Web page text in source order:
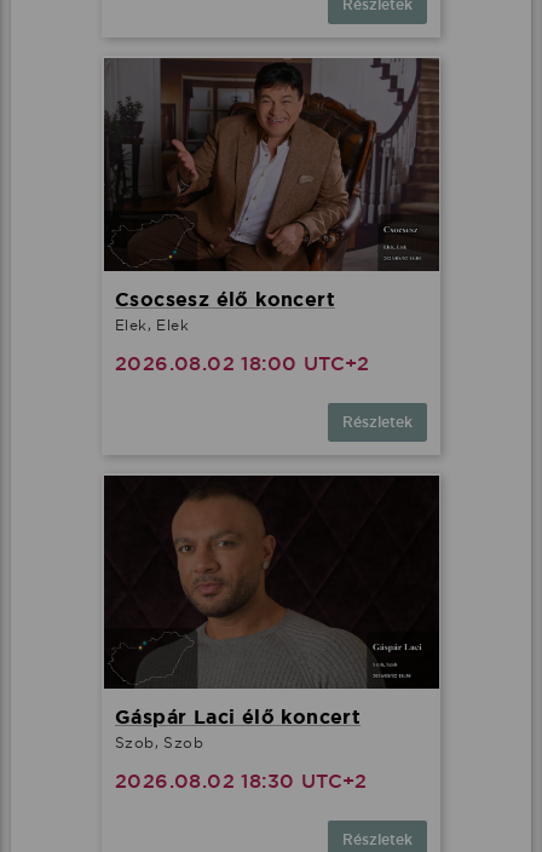
Részletek
Csocsesz élő koncert
Elek, Elek
2026.08.02 18:00 UTC+2
Részletek
Gáspár Laci élő koncert
Szob, Szob
2026.08.02 18:30 UTC+2
Részletek